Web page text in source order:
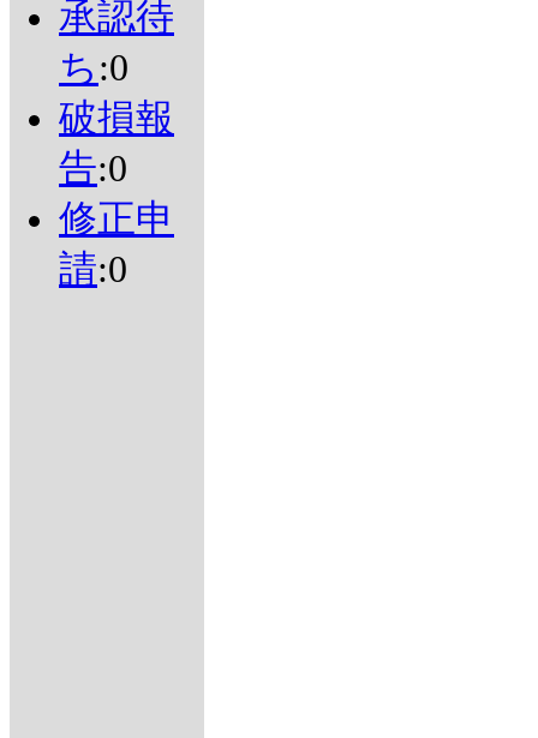
承認待
ち :0
破損報
告:0
修正申
請:0